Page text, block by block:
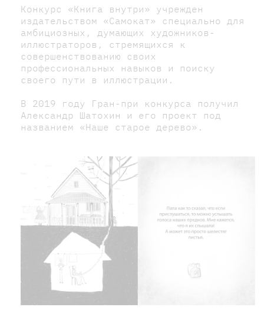
Конкурс «Книга внутри» учрежден
издательством «Самокат» специально для
амбициозных, думающих художников-
иллюстраторов, стремящихся к
совершенствованию своих
профессиональных навыков и поиску
своего пути в иллюстрации.
В 2019 году Гран-при конкурса получил
Александр Шатохин и его проект под
названием «Наше старое дерево».